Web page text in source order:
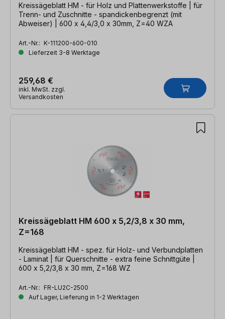
Kreissägeblatt HM - für Holz und Plattenwerkstoffe | für
Trenn- und Zuschnitte - spandickenbegrenzt (mit
Abweiser) | 600 x 4,4/3,0 x 30mm, Z=40 WZA
Art.-Nr.: K-111200-600-010
Lieferzeit 3-8 Werktage
259,68 €
inkl. MwSt. zzgl.
Versandkosten
Kreissägeblatt HM 600 x 5,2/3,8 x 30 mm,
Z=168
Kreissägeblatt HM - spez. für Holz- und Verbundplatten
- Laminat | für Querschnitte - extra feine Schnittgüte |
600 x 5,2/3,8 x 30 mm, Z=168 WZ
Art.-Nr.: FR-LU2C-2500
Auf Lager, Lieferung in 1-2 Werktagen